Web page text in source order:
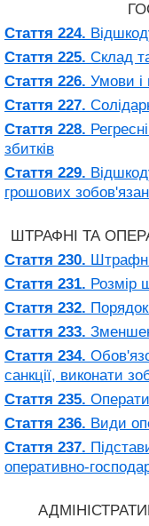
Стаття 224.
Стаття 225. Склад
Стаття 226. Умови і
Стаття 227.
Стаття 228.
збитків
Стаття 229.
грошових
ШТРАФНІ ТА
Стаття 230.
Стаття 231. Розмір
Стаття 232.
Стаття 233.
Стаття 234.
санкції, виконати
Стаття 235.
Стаття 236. Види
Стаття 237.
оперативно-